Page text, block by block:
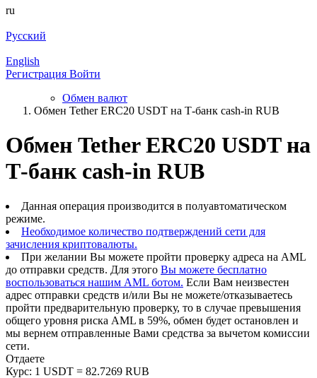
ru
Русский
English
Регистрация Войти
Обмен валют
Обмен Tether ERC20 USDT на Т-банк cash-in RUB
Обмен Tether ERC20 USDT на
Т-банк cash-in RUB
Данная операция производится в полуавтоматическом
режиме.
Необходимое количество подтверждений сети для
зачисления криптовалюты.
При желании Вы можете пройти проверку адреса на AML
до отправки средств. Для этого Вы можете бесплатно
воспользоваться нашим AML ботом. Если Вам неизвестен
адрес отправки средств и/или Вы не можете/отказываетесь
пройти предварительную проверку, то в случае превышения
общего уровня риска AML в 59%, обмен будет остановлен и
мы вернем отправленные Вами средства за вычетом комиссии
сети.
Отдаете
Курс: 1 USDT = 82.7269 RUB